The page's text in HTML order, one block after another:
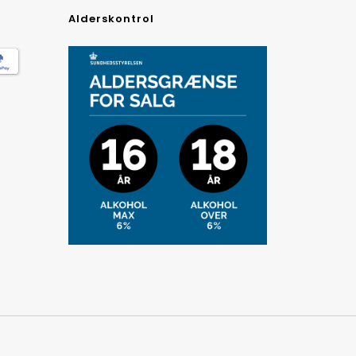
Alderskontrol